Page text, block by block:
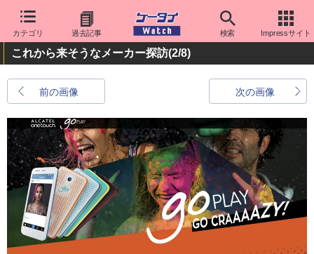
カテゴリ 過去記事 検索 Impressサイト
これから来そうなメーカー探訪(2/8)
前の画像 次の画像